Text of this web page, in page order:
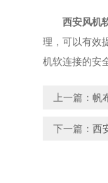
西安风机
理，可以有效
机软连接的安
上一篇： 帆
下一篇： 西